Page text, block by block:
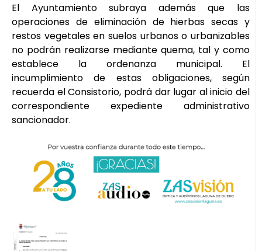
El Ayuntamiento subraya además que las
operaciones de eliminación de hierbas secas y
restos vegetales en suelos urbanos o urbanizables
no podrán realizarse mediante quema, tal y como
establece la ordenanza municipal. El
incumplimiento de estas obligaciones, según
recuerda el Consistorio, podrá dar lugar al inicio del
correspondiente expediente administrativo
sancionador.